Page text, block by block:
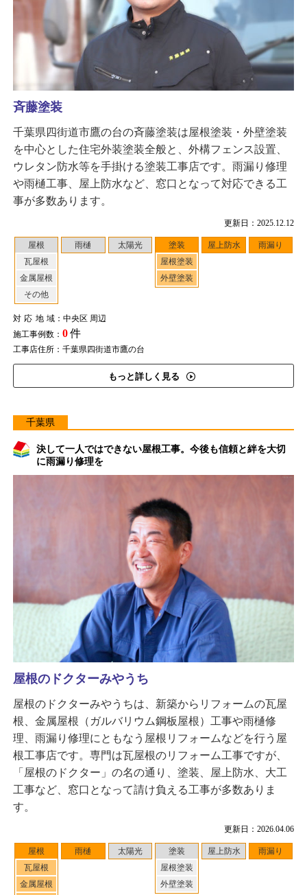
更新日：2025.12.12
屋根
瓦屋根
金属屋根
その他
雨樋 太陽光
塗装
屋根塗装
外壁塗装
屋上防水 雨漏り
対応地域：中央区 周辺
施工事例数： 0件
工事店住所：千葉県四街道市鷹の台
もっと詳しく見る
斉藤塗装
千葉県四街道市鷹の台の斉藤塗装は屋根塗装・外壁塗装
を中心とした住宅外装塗装全般と、外構フェンス設置、
ウレタン防水等を手掛ける塗装工事店です。雨漏り修理
や雨樋工事、屋上防水など、窓口となって対応できる工
事が多数あります。
千葉県
決して一人ではできない屋根工事。今後も信頼と絆を大切
に雨漏り修理を
更新日：2026.04.06
屋根
瓦屋根
金属屋根
雨樋 太陽光
塗装
屋根塗装
外壁塗装
屋上防水 雨漏り
屋根のドクターみやうち
屋根のドクターみやうちは、新築からリフォームの瓦屋
根、金属屋根（ガルバリウム鋼板屋根）工事や雨樋修
理、雨漏り修理にともなう屋根リフォームなどを行う屋
根工事店です。専門は瓦屋根のリフォーム工事ですが、
「屋根のドクター」の名の通り、塗装、屋上防水、大工
工事など、窓口となって請け負える工事が多数ありま
す。